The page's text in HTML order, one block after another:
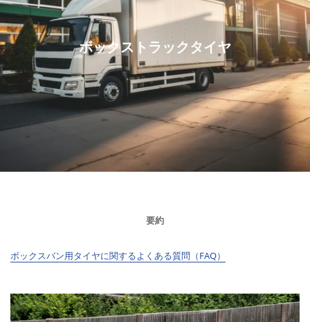
ボックストラックタイヤ
要約
ボックスバン用タイヤに関するよくある質問（FAQ）